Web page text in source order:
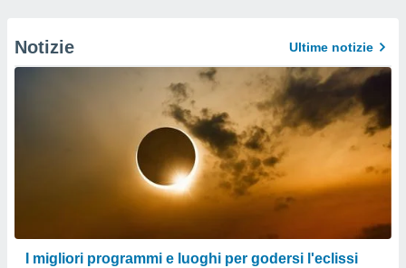
Notizie Ultime notizie
I migliori programmi e luoghi per godersi l'eclissi